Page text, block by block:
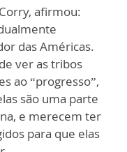
afirmou:
das Américas.
ver as tribos
ao “progresso”,
são uma parte
e merecem ter
para que elas